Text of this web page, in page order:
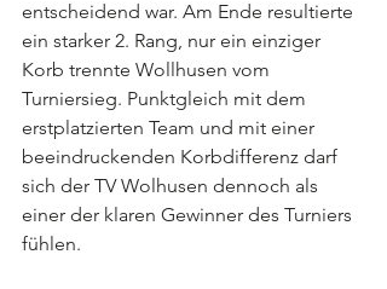
entscheidend war. Am Ende resultierte
ein starker 2. Rang, nur ein einziger
Korb trennte Wollhusen vom
Turniersieg. Punktgleich mit dem
erstplatzierten Team und mit einer
beeindruckenden Korbdifferenz darf
sich der TV Wolhusen dennoch als
einer der klaren Gewinner des Turniers
fühlen.